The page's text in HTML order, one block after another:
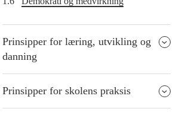
Prinsipper for læring, utvikling og
danning
Prinsipper for skolens praksis